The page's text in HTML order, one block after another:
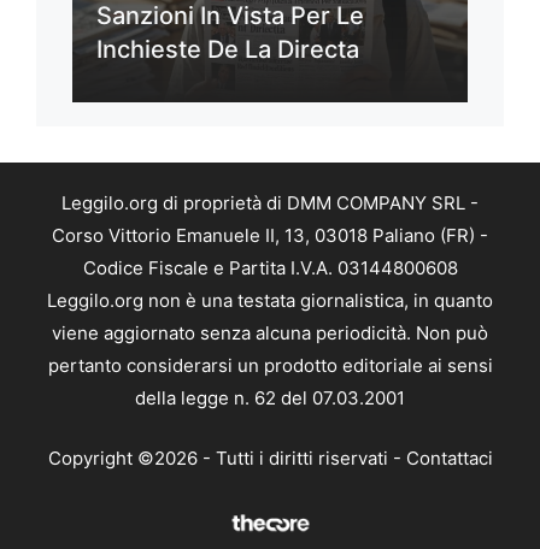
Sanzioni In Vista Per Le
Inchieste De La Directa
Leggilo.org di proprietà di DMM COMPANY SRL -
Corso Vittorio Emanuele II, 13, 03018 Paliano (FR) -
Codice Fiscale e Partita I.V.A. 03144800608
Leggilo.org non è una testata giornalistica, in quanto
viene aggiornato senza alcuna periodicità. Non può
pertanto considerarsi un prodotto editoriale ai sensi
della legge n. 62 del 07.03.2001
Copyright ©2026 - Tutti i diritti riservati - Contattaci